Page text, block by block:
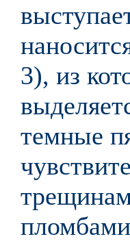
3), из
темные